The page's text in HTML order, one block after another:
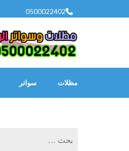
إلى
0500022402
مظلات سواتر